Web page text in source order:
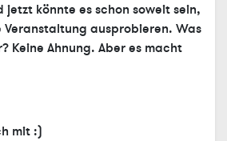
könnte es schon soweit sein,
Veranstaltung ausprobieren. Was
Keine Ahnung. Aber es macht
mit :)